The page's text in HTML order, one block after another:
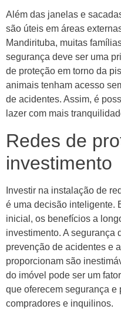
Além das janelas e
são úteis em áreas
Mandirituba, muitas
segurança deve ser uma
de proteção em torno da
animais tenham acesso
de acidentes. Assim, é
lazer com mais
Redes de
investimento
Investir na instalação de
é uma decisão inteligente.
inicial, os benefícios a
investimento. A segurança
prevenção de acidentes e
proporcionam são
do imóvel pode ser um
que oferecem segurança e
compradores e inquilinos.